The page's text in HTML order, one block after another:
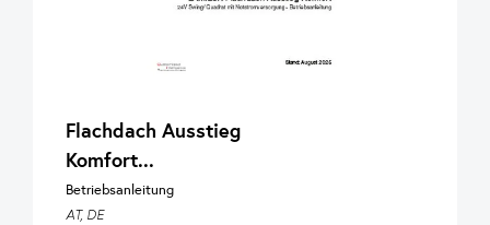
Flachdach Ausstieg
Komfort...
Betriebsanleitung
AT, DE